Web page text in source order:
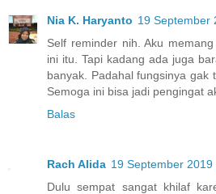
Nia K. Haryanto 19 September
Self reminder nih. Aku
ini itu. Tapi kadang ada juga
banyak. Padahal fungsinya gak
Semoga ini bisa jadi pengingat
Balas
Rach Alida 19 September
Dulu sempat sangat khilaf